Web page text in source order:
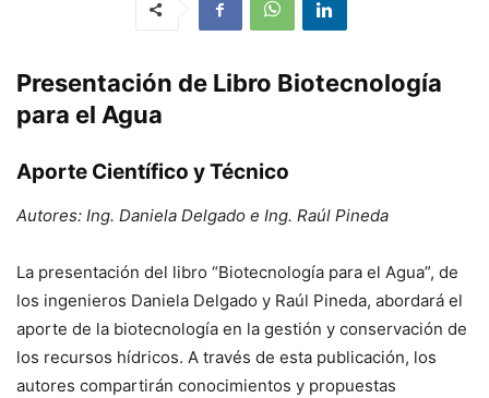
Presentación de Libro Biotecnología
para el Agua
Aporte Científico y Técnico
Autores: Ing. Daniela Delgado e Ing. Raúl Pineda
La presentación del libro “Biotecnología para el Agua”, de
los ingenieros Daniela Delgado y Raúl Pineda, abordará el
aporte de la biotecnología en la gestión y conservación de
los recursos hídricos. A través de esta publicación, los
autores compartirán conocimientos y propuestas